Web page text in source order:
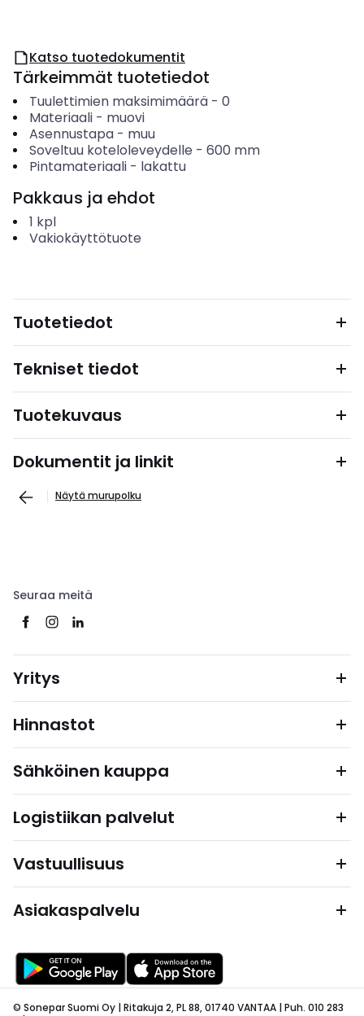
Katso tuotedokumentit
Tärkeimmät tuotetiedot
Tuulettimien maksimimäärä- 0
Materiaali- muovi
Asennustapa- muu
Soveltuu koteloleveydelle - 600 mm
Pintamateriaali- lakattu
Pakkaus ja ehdot
1 kpl
Vakiokäyttötuote
Tuotetiedot
Tekniset tiedot
Tuotekuvaus
Dokumentit ja linkit
Näytä murupolku
Seuraa meitä
Yritys
Hinnastot
Sähköinen kauppa
Logistiikan palvelut
Vastuullisuus
Asiakaspalvelu
© Sonepar Suomi Oy | Ritakuja 2, PL 88, 01740 VANTAA | Puh. 010 283